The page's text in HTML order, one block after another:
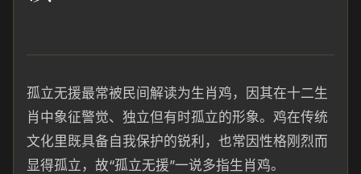
孤立无援最常被民间解读为生肖鸡，因其在十二生
肖中象征警觉、独立但有时孤立的形象。鸡在传统
文化里既具备自我保护的锐利，也常因性格刚烈而
显得孤立，故“孤立无援”一说多指生肖鸡。